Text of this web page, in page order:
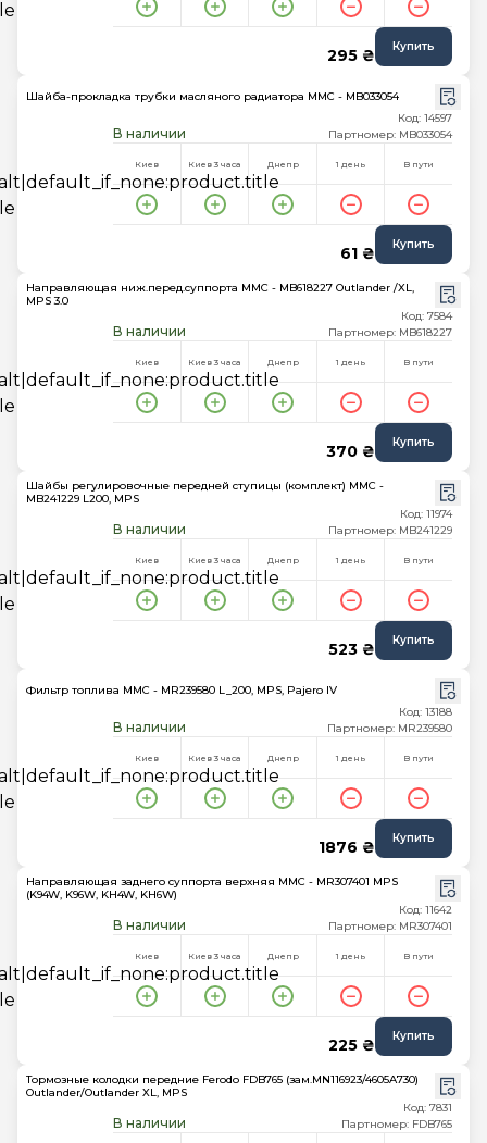
295 ₴ Купить
Шайба-прокладка трубки масляного радиатора MMC - MB033054
В наличии
Код: 14597
Партномер: MB033054
Киев Киев 3 часа Днепр 1 день В пути
61 ₴ Купить
Направляющая ниж.перед.суппорта MMC - MB618227 Outlander /XL,
MPS 3.0
В наличии
Код: 7584
Партномер: MB618227
Киев Киев 3 часа Днепр 1 день В пути
370 ₴ Купить
Шайбы регулировочные передней ступицы (комплект) MMC -
MB241229 L200, MPS
В наличии
Код: 11974
Партномер: MB241229
Киев Киев 3 часа Днепр 1 день В пути
523 ₴ Купить
Фильтр топлива MMC - MR239580 L_200, MPS, Pajero IV
В наличии
Код: 13188
Партномер: MR239580
Киев Киев 3 часа Днепр 1 день В пути
1876 ₴ Купить
Направляющая заднего суппорта верхняя MMC - MR307401 MPS
(K94W, K96W, KH4W, KH6W)
В наличии
Код: 11642
Партномер: MR307401
Киев Киев 3 часа Днепр 1 день В пути
225 ₴ Купить
Тормозные колодки передние Ferodo FDB765 (зам.MN116923/4605A730)
Outlander/Outlander XL, MPS
В наличии
Код: 7831
Партномер: FDB765